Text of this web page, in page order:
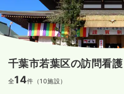
千葉市若葉区の訪問看護
全14件（10施設）